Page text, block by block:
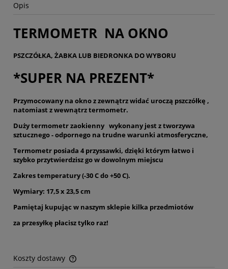
Opis
TERMOMETR NA OKNO
PSZCZÓŁKA, ŻABKA LUB BIEDRONKA DO WYBORU
*SUPER NA PREZENT*
Przymocowany na okno z zewnątrz widać uroczą pszczółkę ,
natomiast z wewnątrz termometr.
Duży termometr zaokienny wykonany jest z tworzywa
sztucznego - odpornego na trudne warunki atmosferyczne,
Termometr posiada 4 przyssawki, dzięki którym łatwo i
szybko przytwierdzisz go w dowolnym miejscu
Zakres temperatury (-30 C do +50 C).
Wymiary: 17,5 x 23,5 cm
Pamiętaj kupując w naszym sklepie kilka przedmiotów
za przesyłkę płacisz tylko raz!
Koszty dostawy
Cena nie zawiera ewentualnych kosztów płatności